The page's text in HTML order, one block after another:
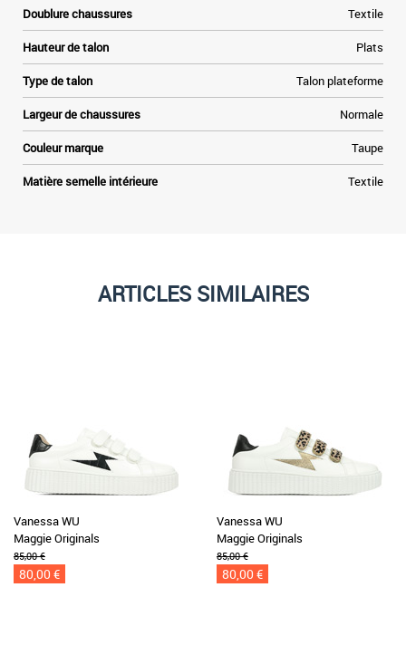
Doublure chaussures Textile
Hauteur de talon Plats
Type de talon Talon plateforme
Largeur de chaussures Normale
Couleur marque Taupe
Matière semelle intérieure Textile
ARTICLES SIMILAIRES
Vanessa WU
Maggie Originals
85,00 €
80,00 €
Vanessa WU
Maggie Originals
85,00 €
80,00 €